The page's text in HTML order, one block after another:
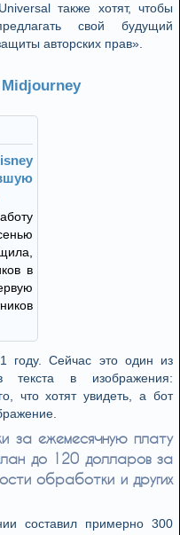
также хотят, чтобы
свой будущий
авторских прав».
в
году. Сейчас это один из
текста в изображения:
что хотят увидеть, а бот
за ежемесячную плату
до 120 долларов за
обработки и других
составил примерно 300